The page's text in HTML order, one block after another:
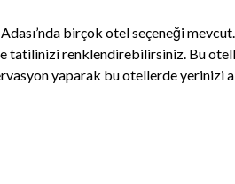
birçok otel seçeneği
tatilinizi renklendirebilirsiniz. Bu
yaparak bu otellerde yerinizi